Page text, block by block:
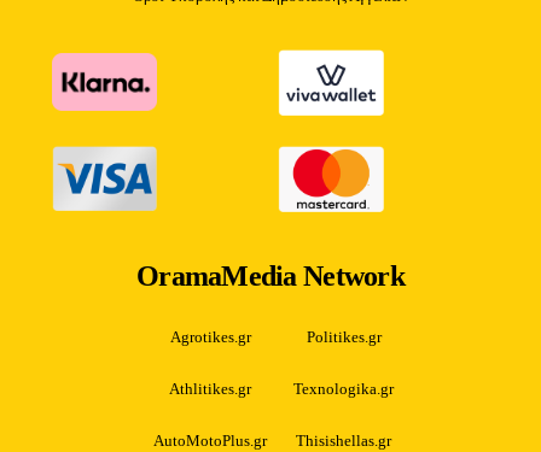
OramaMedia Network
Agrotikes.gr Politikes.gr
Athlitikes.gr Texnologika.gr
AutoMotoPlus.gr Thisishellas.gr